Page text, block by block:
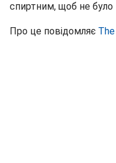
спиртним, щоб не було
Про це повідомляє The